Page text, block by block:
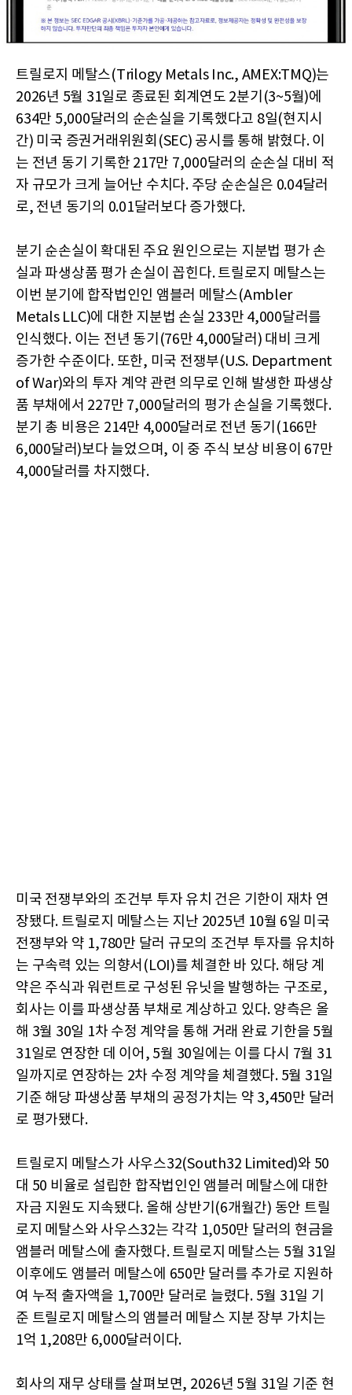
트릴로지 메탈스(Trilogy Metals Inc., AMEX:TMQ)는
2026년 5월 31일로 종료된 회계연도 2분기(3~5월)에
634만 5,000달러의 순손실을 기록했다고 8일(현지시
간) 미국 증권거래위원회(SEC) 공시를 통해 밝혔다. 이
는 전년 동기 기록한 217만 7,000달러의 순손실 대비 적
자 규모가 크게 늘어난 수치다. 주당 순손실은 0.04달러
로, 전년 동기의 0.01달러보다 증가했다.
분기 순손실이 확대된 주요 원인으로는 지분법 평가 손
실과 파생상품 평가 손실이 꼽힌다. 트릴로지 메탈스는
이번 분기에 합작법인인 앰블러 메탈스(Ambler
Metals LLC)에 대한 지분법 손실 233만 4,000달러를
인식했다. 이는 전년 동기(76만 4,000달러) 대비 크게
증가한 수준이다. 또한, 미국 전쟁부(U.S. Department
of War)와의 투자 계약 관련 의무로 인해 발생한 파생상
품 부채에서 227만 7,000달러의 평가 손실을 기록했다.
분기 총 비용은 214만 4,000달러로 전년 동기(166만
6,000달러)보다 늘었으며, 이 중 주식 보상 비용이 67만
4,000달러를 차지했다.
미국 전쟁부와의 조건부 투자 유치 건은 기한이 재차 연
장됐다. 트릴로지 메탈스는 지난 2025년 10월 6일 미국
전쟁부와 약 1,780만 달러 규모의 조건부 투자를 유치하
는 구속력 있는 의향서(LOI)를 체결한 바 있다. 해당 계
약은 주식과 워런트로 구성된 유닛을 발행하는 구조로,
회사는 이를 파생상품 부채로 계상하고 있다. 양측은 올
해 3월 30일 1차 수정 계약을 통해 거래 완료 기한을 5월
31일로 연장한 데 이어, 5월 30일에는 이를 다시 7월 31
일까지로 연장하는 2차 수정 계약을 체결했다. 5월 31일
기준 해당 파생상품 부채의 공정가치는 약 3,450만 달러
로 평가됐다.
트릴로지 메탈스가 사우스32(South32 Limited)와 50
대 50 비율로 설립한 합작법인인 앰블러 메탈스에 대한
자금 지원도 지속됐다. 올해 상반기(6개월간) 동안 트릴
로지 메탈스와 사우스32는 각각 1,050만 달러의 현금을
앰블러 메탈스에 출자했다. 트릴로지 메탈스는 5월 31일
이후에도 앰블러 메탈스에 650만 달러를 추가로 지원하
여 누적 출자액을 1,700만 달러로 늘렸다. 5월 31일 기
준 트릴로지 메탈스의 앰블러 메탈스 지분 장부 가치는
1억 1,208만 6,000달러이다.
회사의 재무 상태를 살펴보면, 2026년 5월 31일 기준 현